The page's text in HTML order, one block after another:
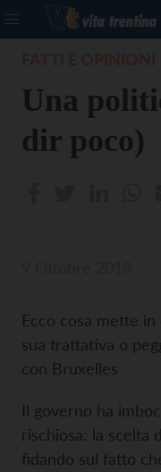
Una
dir poco)
Ecco cosa mette
sua trattativa o
con Bruxelles
Il governo ha
rischiosa: la scelta
fidando sul fatto